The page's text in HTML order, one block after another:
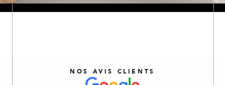
NOS AVIS CLIENTS